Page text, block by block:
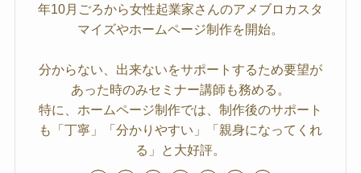
年10月ごろから女性起業家さんのアメブロカスタ
マイズやホームページ制作を開始。
分からない、出来ないをサポートするため要望が
あった時のみセミナー講師も務める。
特に、ホームページ制作では、制作後のサポート
も「丁寧」「分かりやすい」「親身になってくれ
る」と大好評。